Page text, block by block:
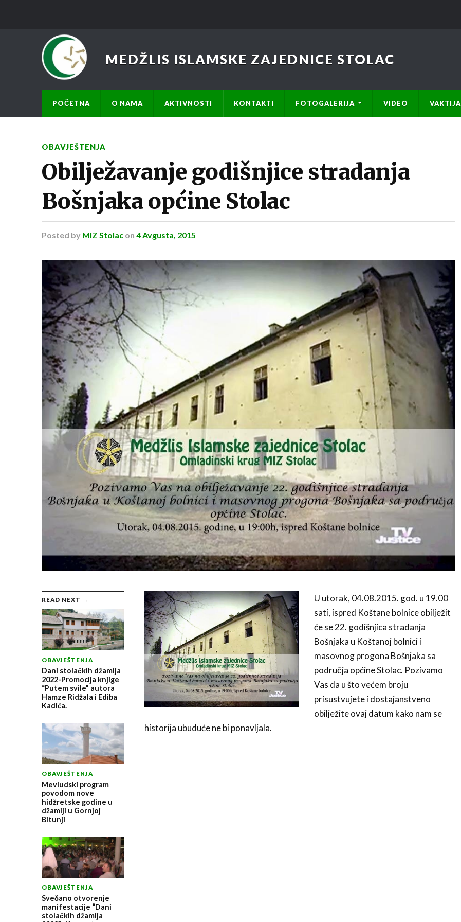
MEDŽLIS ISLAMSKE ZAJEDNICE STOLAC
POČETNA O NAMA AKTIVNOSTI KONTAKTI FOTOGALERIJA VIDEO VAKTIJA
OBAVJEŠTENJA
Obilježavanje godišnjice stradanja
Bošnjaka općine Stolac
Posted by MIZ Stolac on 4 Avgusta, 2015
READ NEXT →
OBAVJEŠTENJA
Dani stolačkih džamija
2022-Promocija knjige
“Putem svile” autora
Hamze Ridžala i Ediba
Kadića.
OBAVJEŠTENJA
Mevludski program
povodom nove
hidžretske godine u
džamiji u Gornjoj
Bitunji
OBAVJEŠTENJA
Svečano otvorenje
manifestacije “Dani
stolačkih džamija
U utorak, 04.08.2015. god. u 19.00
sati, ispred Koštane bolnice obilježit
će se 22. godišnjica stradanja
Bošnjaka u Koštanoj bolnici i
masovnog progona Bošnjaka sa
područja općine Stolac. Pozivamo
Vas da u što većem broju
prisustvujete i dostajanstveno
obilježite ovaj datum kako nam se
historija ubuduće ne bi ponavljala.